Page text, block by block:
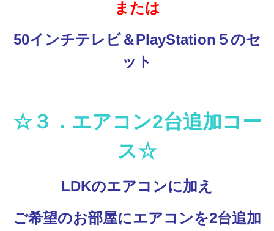
または
50インチテレビ＆PlayStation５のセ
ット
☆３．エアコン2台追加コー
ス☆
LDKのエアコンに加え
ご希望のお部屋にエアコンを2台追加